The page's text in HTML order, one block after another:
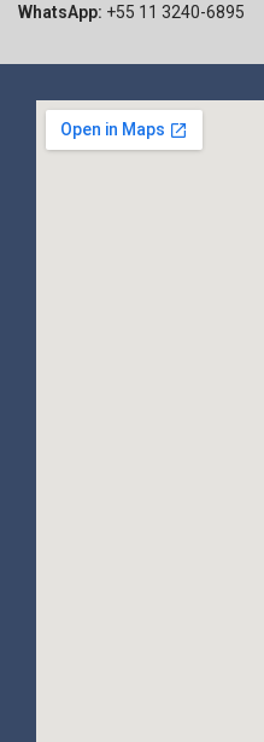
WhatsApp: +55 11 3240-6895